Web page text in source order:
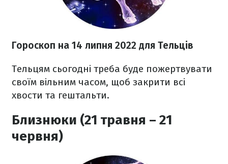
Гороскоп на 14 липня 2022 для Тельців
Тельцям сьогодні треба буде пожертвувати
своїм вільним часом, щоб закрити всі
хвости та гештальти.
Близнюки (21 травня – 21
червня)